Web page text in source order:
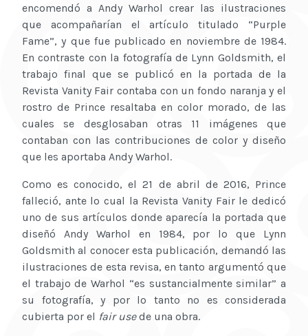
encomendó a Andy Warhol crear las ilustraciones
que acompañarían el artículo titulado “Purple
Fame”, y que fue publicado en noviembre de 1984.
En contraste con la fotografía de Lynn Goldsmith, el
trabajo final que se publicó en la portada de la
Revista Vanity Fair contaba con un fondo naranja y el
rostro de Prince resaltaba en color morado, de las
cuales se desglosaban otras 11 imágenes que
contaban con las contribuciones de color y diseño
que les aportaba Andy Warhol.
Como es conocido, el 21 de abril de 2016, Prince
falleció, ante lo cual la Revista Vanity Fair le dedicó
uno de sus artículos donde aparecía la portada que
diseñó Andy Warhol en 1984, por lo que Lynn
Goldsmith al conocer esta publicación, demandó las
ilustraciones de esta revisa, en tanto argumentó que
el trabajo de Warhol “es sustancialmente similar” a
su fotografía, y por lo tanto no es considerada
cubierta por el fair usede una obra.